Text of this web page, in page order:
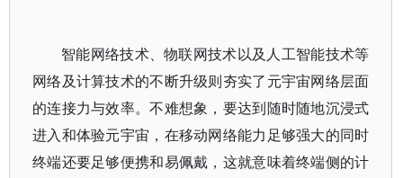
智能网络技术、物联网技术以及人工智能技术等
网络及计算技术的不断升级则夯实了元宇宙网络层面
的连接力与效率。不难想象，要达到随时随地沉浸式
进入和体验元宇宙，在移动网络能力足够强大的同时
终端还要足够便携和易佩戴，这就意味着终端侧的计